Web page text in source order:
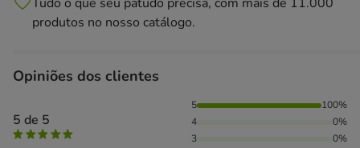
produtos no nosso catálogo.
Opiniões dos clientes
5 de 5
100% das pessoas avaliaram com 5 estrelas,
5
100%
4
0%
3
0%